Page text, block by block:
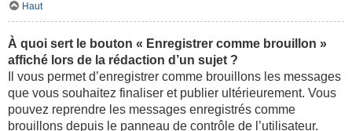
Haut
À quoi sert le bouton « Enregistrer comme brouillon »
affiché lors de la rédaction d’un sujet ?
Il vous permet d’enregistrer comme brouillons les messages
que vous souhaitez finaliser et publier ultérieurement. Vous
pouvez reprendre les messages enregistrés comme
brouillons depuis le panneau de contrôle de l’utilisateur.